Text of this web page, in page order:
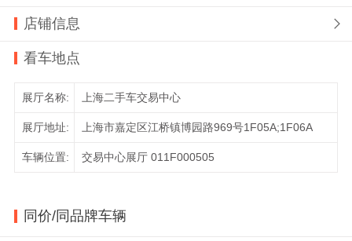
店铺信息 
看车地点
展厅名称: 上海二手车交易中心
展厅地址: 上海市嘉定区江桥镇博园路969号1F05A;1F06A
车辆位置: 交易中心展厅 011F000505
同价/同品牌车辆